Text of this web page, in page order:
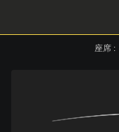
座席 :